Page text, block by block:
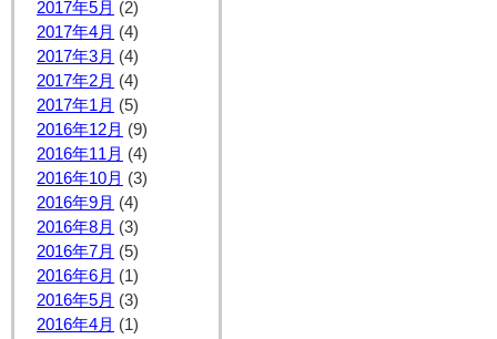
2017年5月 (2)
2017年4月 (4)
2017年3月 (4)
2017年2月 (4)
2017年1月 (5)
2016年12月 (9)
2016年11月 (4)
2016年10月 (3)
2016年9月 (4)
2016年8月 (3)
2016年7月 (5)
2016年6月 (1)
2016年5月 (3)
2016年4月 (1)